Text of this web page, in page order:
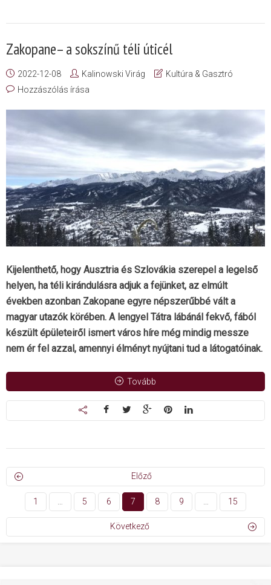
Zakopane– a sokszínű téli úticél
2022-12-08 Kalinowski Virág
Kultúra & Gasztró
Hozzászólás írása
Kijelenthető, hogy Ausztria és Szlovákia szerepel a legelső
helyen, ha téli kirándulásra adjuk a fejünket, az elmúlt
években azonban Zakopane egyre népszerűbbé vált a
magyar utazók körében. A lengyel Tátra lábánál fekvő, fából
készült épületeiről ismert város híre még mindig messze
nem ér fel azzal, amennyi élményt nyújtani tud a látogatóinak.
Tovább
Előző
1 … 5 6 7 8 9 … 15
Következő